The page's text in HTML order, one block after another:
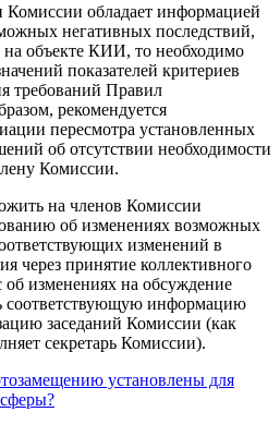
Комиссии обладает информацией
негативных последствий,
на объекте КИИ, то необходимо
показателей критериев
требований Правил
рекомендуется
пересмотра установленных
об отсутствии необходимости
Комиссии.
на членов Комиссии
об изменениях возможных
изменений в
через принятие коллективного
изменениях на обсуждение
соответствующую информацию
заседаний Комиссии (как
секретарь Комиссии).
установлены для